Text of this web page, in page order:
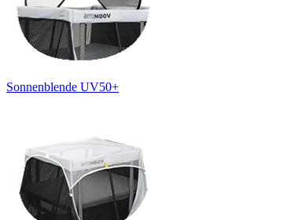
Sonnenblende UV50+